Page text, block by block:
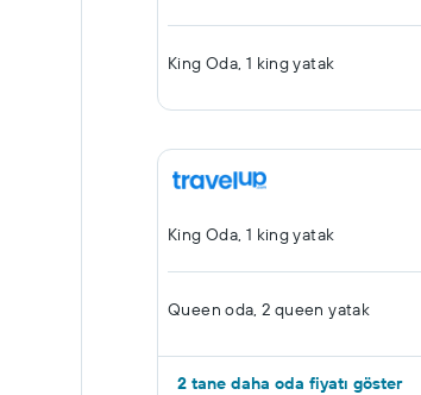
King Oda, 1 king yatak
King Oda, 1 king yatak
Queen oda, 2 queen yatak
2 tane daha oda fiyatı göster